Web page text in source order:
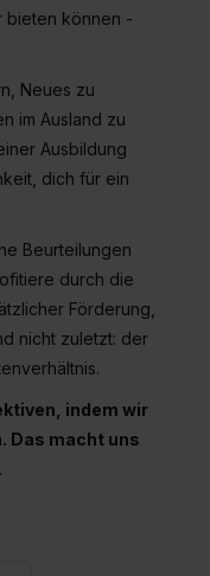
bieten können -
Neues zu
im Ausland zu
Ausbildung
dich für ein
Beurteilungen
durch die
Förderung,
nicht zuletzt: der
indem wir
Das macht uns